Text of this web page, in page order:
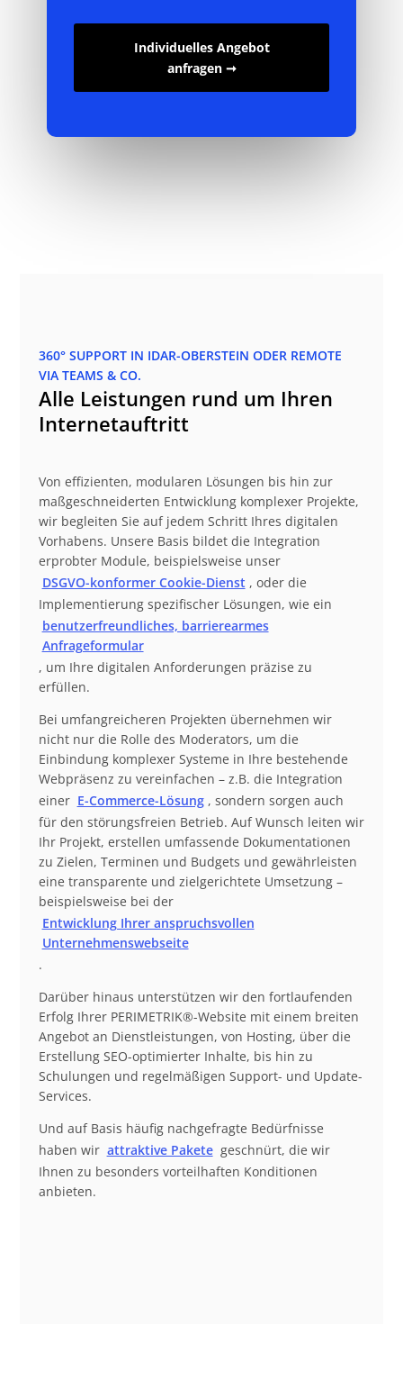
Individuelles Angebot
anfragen ➞
360° SUPPORT IN IDAR-OBERSTEIN ODER REMOTE
VIA TEAMS & CO.
Alle Leistungen rund um Ihren
Internetauftritt
Von effizienten, modularen Lösungen bis hin zur
maßgeschneiderten Entwicklung komplexer Projekte,
wir begleiten Sie auf jedem Schritt Ihres digitalen
Vorhabens. Unsere Basis bildet die Integration
erprobter Module, beispielsweise unser
DSGVO-konformer Cookie-Dienst , oder die
Implementierung spezifischer Lösungen, wie ein
benutzerfreundliches, barrierearmes
Anfrageformular
, um Ihre digitalen Anforderungen präzise zu
erfüllen.
Bei umfangreicheren Projekten übernehmen wir
nicht nur die Rolle des Moderators, um die
Einbindung komplexer Systeme in Ihre bestehende
Webpräsenz zu vereinfachen – z.B. die Integration
einer E-Commerce-Lösung , sondern sorgen auch
für den störungsfreien Betrieb. Auf Wunsch leiten wir
Ihr Projekt, erstellen umfassende Dokumentationen
zu Zielen, Terminen und Budgets und gewährleisten
eine transparente und zielgerichtete Umsetzung –
beispielsweise bei der
Entwicklung Ihrer anspruchsvollen
Unternehmenswebseite
.
Darüber hinaus unterstützen wir den fortlaufenden
Erfolg Ihrer PERIMETRIK®-Website mit einem breiten
Angebot an Dienstleistungen, von Hosting, über die
Erstellung SEO-optimierter Inhalte, bis hin zu
Schulungen und regelmäßigen Support- und Update-
Services.
Und auf Basis häufig nachgefragte Bedürfnisse
haben wir attraktive Pakete geschnürt, die wir
Ihnen zu besonders vorteilhaften Konditionen
anbieten.